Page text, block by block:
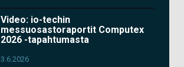
Video: io-techin
messuosastoraportit Computex
2026 -tapahtumasta
3.6.2026